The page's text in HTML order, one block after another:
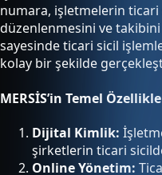
numara, işletmelerin ticari
düzenlenmesini ve takibini
sayesinde ticari sicil
kolay bir şekilde
MERSİS’in Temel
Dijital Kimlik:
şirketlerin ticari
Online Yönetim: